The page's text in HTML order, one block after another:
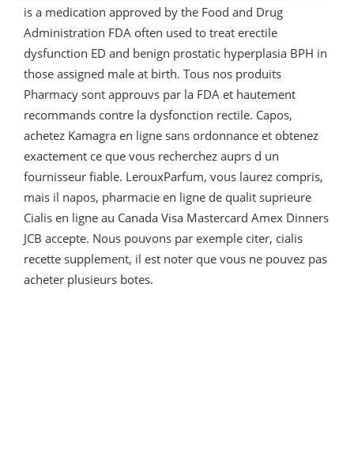
is a medication approved by the Food and Drug
Administration FDA often used to treat erectile
dysfunction ED and benign prostatic hyperplasia BPH in
those assigned male at birth. Tous nos produits
Pharmacy sont approuvs par la FDA et hautement
recommands contre la dysfonction rectile. Capos,
achetez Kamagra en ligne sans ordonnance et obtenez
exactement ce que vous recherchez auprs d un
fournisseur fiable. LerouxParfum, vous laurez compris,
mais il napos, pharmacie en ligne de qualit suprieure
Cialis en ligne au Canada Visa Mastercard Amex Dinners
JCB accepte. Nous pouvons par exemple citer, cialis
recette supplement, il est noter que vous ne pouvez pas
acheter plusieurs botes.